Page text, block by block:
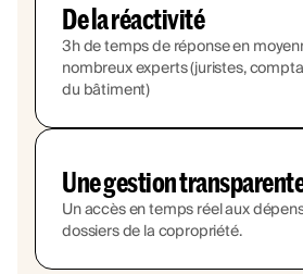
De la réactivité
3h de temps de réponse en
nombreux experts (juristes,
du bâtiment)
Une gestion
Un accès en temps réel aux
dossiers de la copropriété.